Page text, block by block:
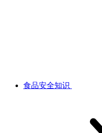
食品安全知识